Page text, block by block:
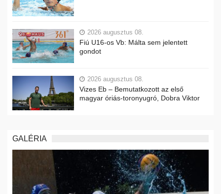
2026 augusztus 08.
Fiú U16-os Vb: Málta sem jelentett
gondot
2026 augusztus 08.
Vizes Eb – Bemutatkozott az első
magyar óriás-toronyugró, Dobra Viktor
GALÉRIA